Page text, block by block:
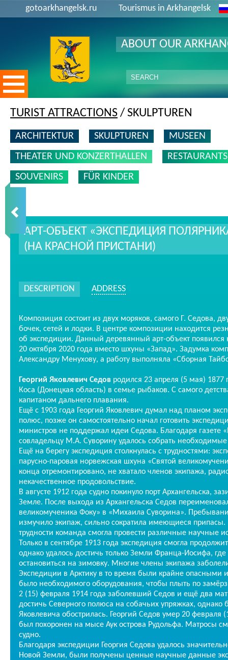
gotoarkhangelsk.ru Tourismus in Arkhangelsk
ABOUT OUR
TURIST ATTRACTIONS / SKULPTUREN
ARCHITEKTUR SKULPTUREN
MUSEEN
THEATER UND KONZERTHALLEN
RESTAURANTS
SOUVENIRS
FÜR KINDER
АРТ-ОБЪЕКТ «ЭКСПЕДИЦИЯ
(НА КРАСНОЙ ПРИСТАНИ)
DESCRIPTION ADDRESS
Композиция состоит из двух моряков, самого Г. Седова,
бочек, сетей и лодки. В центре композиции находится
об экспедиции. Данный деревянный арт-объект появился
20 октября 2020 года вместо шхуны «Запад». Задумка
Александру Менухову, а работу выполняла «Сборная
Георгий Яковлевич Седов родился 23 апреля (5 мая) 1877
Коса (Донецкая область) в семье рыбаков. С самого
капитаном дальнего плавания.
Ещё с 1903 года Георгий Яковлевич думал над планом
полюс, позже он самостоятельно начал готовить
министров не поддержал идеи Седова. Благодаря газете
совладельцу М.А. Суворину удалось собрать
Ещё на берегу экспедиция столкнулась с трудностями:
парусно-паровая норвежская шхуна «Святой
конца отремонтировано, не хватало членов экипажа,
некачественное продовольствие.
В августе 1912 года судно покинуло порт Архангельска,
Земле. После выхода из Архангельска Седов
великомученика Фоку» в «Михаила Суворина».
измучило экипаж, сильно сократила имеющиеся припасы.
трудности команда смогла провести различные научные
Только в сентябре 1913 года экспедиция смогла
однако удалось достичь только Земли Франца-Иосифа,
остановиться на зимовку. Многие члены экипажа
Экспедиции в Арктику в то время были крайне опасными
было необходимого оборудования, чтобы плыть по
2 (15) февраля 1914 года заболевший Седов и ещё два
достичь Северного полюса на собачьих упряжках, однако
Яковлевича обострилась. Георгий Седов умер 20 февраля
был похоронен на мысе Аук острова Рудольфа. Матросы
судно.
Благодаря экспедиции Георгия Седова удалось
Новой Земли, были получены ценные научные данные